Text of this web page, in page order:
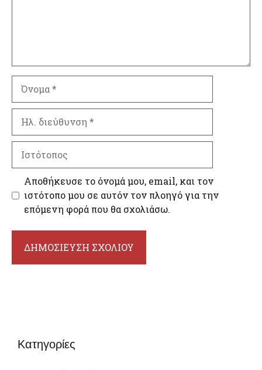
διεύθυνση
Αποθήκευσε το όνομά μου, email, και τον
ιστότοπο μου σε αυτόν τον πλοηγό για την
επόμενη φορά που θα σχολιάσω.
Κατηγορίες